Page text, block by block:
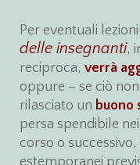
Per eventuali
delle insegnanti,
reciproca,verrà
oppure – se ciò
rilasciato un buono
persa spendibile
corso o